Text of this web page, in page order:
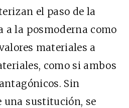
el paso de la
a la posmoderna como
materiales a
como si ambos
Sin
una sustitución, se